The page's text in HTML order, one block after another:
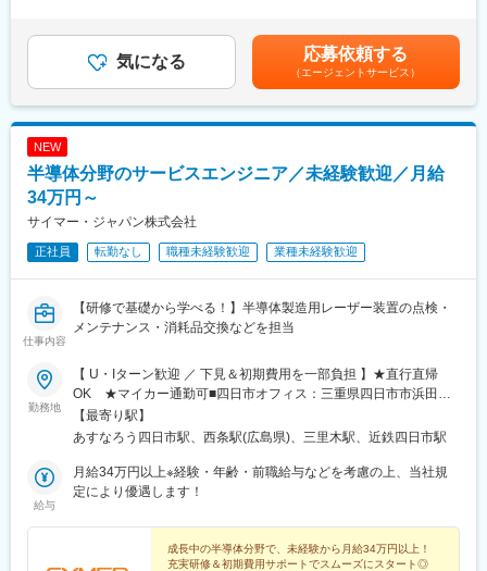
変更の範囲：会社内でのすべての業務
■業務詳細
・プロセスコスト決定要素のシステム化
・Cost Modelの生成・分析
・新規商談におけるコスティング対応（スピード感を持った対応
が求められます）
・海外拠点と連携した業務推進
・PDCAに沿った業務改善
で、数字・システム・製造プロセスを横断的に扱える面白い業務
です。
できます。
◎新規商談のコスティングに関わるスピード感のある業務環境の
中、若返りフェーズの組織で、将来的な中核人材を目指せます。
■採用背景
CM組織は平均年齢56.5歳と高齢化が進んでおり、円滑な業務遂行
には組織の若返りが必要な状況です。
次世代の中核人材として採用・育成していきたいと考えていま
固定手当を含めた表記です。
気になる 応募依頼する
（エージェントサービス）
NEW
半導体分野のサービスエンジニア／未経験歓迎／月給
34万円～
サイマー・ジャパン株式会社
正社員 転勤なし 職種未経験歓迎 業種未経験歓迎
仕事内容
【研修で基礎から学べる！】半導体製造用レーザー装置の点検・
メンテナンス・消耗品交換などを担当
勤務地
【 U・Iターン歓迎 ／ 下見＆初期費用を一部負担 】★直行直帰
OK ★マイカー通勤可■四日市オフィス：三重県四日市市浜田町
4-20 四日市三交ビル 13・14階■広島オフィス：広島県東広島市西
条岡町10-7 1階■熊本オフィス：熊本県菊池郡菊陽町津久礼2464
し※近県・他拠点への短期出張あり※受動喫煙対策あり─── スムー
ズに就業可能！■下見費用を会社が負担！・最大5日分のホテル代
用は実費精算OK・入居に伴う初期費用も一部負担（規定あり）⇒
全国どこにいてもスムーズにお仕事を始められます！
【最寄り駅】
あすなろう四日市駅、西条駅(広島県)、三里木駅、近鉄四日市駅
給与
月給34万円以上※経験・年齢・前職給与などを考慮の上、当社規
定により優遇します！
成長中の半導体分野で、未経験から月給34万円以上！
充実研修＆初期費用サポートでスムーズにスタート◎